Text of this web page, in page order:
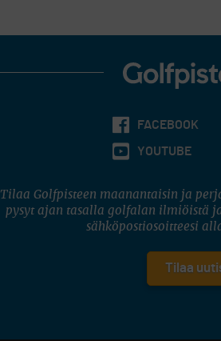
FACEBOOK
YOUTUBE
Tilaa Golfpisteen maanantaisin ja
pysyt ajan tasalla golfalan ilmiöistä
sähköpostiosoitteesi
Tilaa